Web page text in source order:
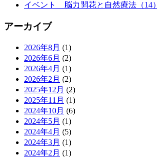
イベント 脳力開花と自然療法（14）
アーカイブ
2026年8月 (1)
2026年6月 (2)
2026年4月 (1)
2026年2月 (2)
2025年12月 (2)
2025年11月 (1)
2024年10月 (6)
2024年5月 (1)
2024年4月 (5)
2024年3月 (1)
2024年2月 (1)